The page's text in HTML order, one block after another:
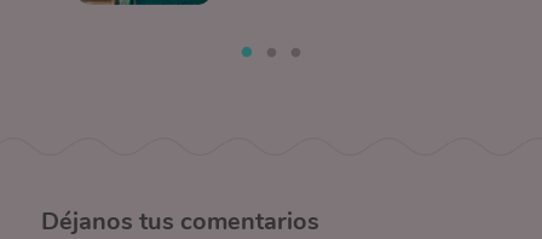
Déjanos tus comentarios